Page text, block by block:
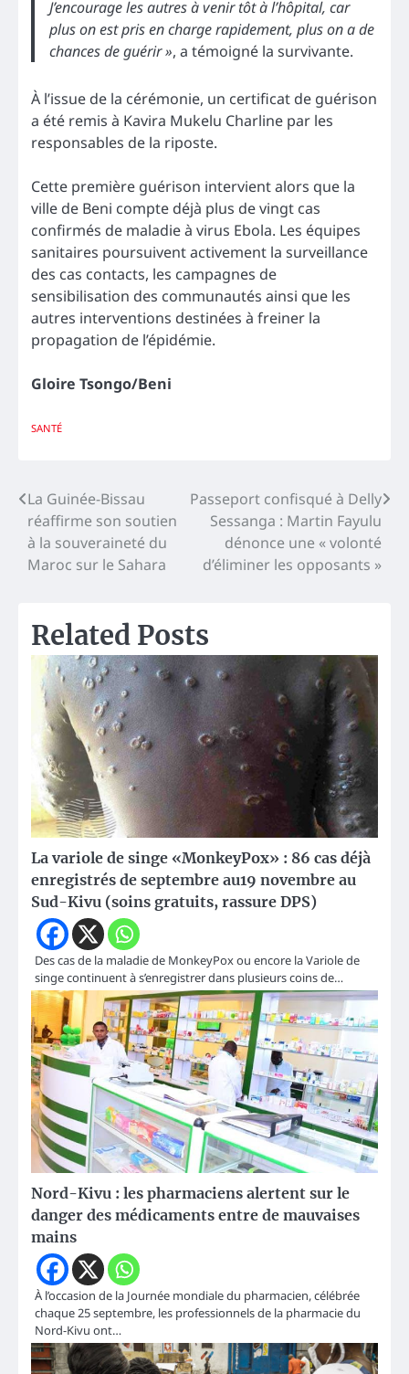
J’encourage les autres à venir tôt à l’hôpital, car
plus on est pris en charge rapidement, plus on a de
chances de guérir », a témoigné la survivante.
À l’issue de la cérémonie, un certificat de guérison
a été remis à Kavira Mukelu Charline par les
responsables de la riposte.
Cette première guérison intervient alors que la
ville de Beni compte déjà plus de vingt cas
confirmés de maladie à virus Ebola. Les équipes
sanitaires poursuivent activement la surveillance
des cas contacts, les campagnes de
sensibilisation des communautés ainsi que les
autres interventions destinées à freiner la
propagation de l’épidémie.
Gloire Tsongo/Beni
SANTÉ
Navigation
de
l’article
La Guinée-Bissau
réaffirme son soutien
à la souveraineté du
Maroc sur le Sahara
Passeport confisqué à Delly
Sessanga : Martin Fayulu
dénonce une « volonté
d’éliminer les opposants »
Related Posts
La variole de singe «MonkeyPox» : 86 cas déjà
enregistrés de septembre au19 novembre au
Sud-Kivu (soins gratuits, rassure DPS)
Des cas de la maladie de MonkeyPox ou encore la Variole de
singe continuent à s’enregistrer dans plusieurs coins de…
Nord-Kivu : les pharmaciens alertent sur le
danger des médicaments entre de mauvaises
mains
À l’occasion de la Journée mondiale du pharmacien, célébrée
chaque 25 septembre, les professionnels de la pharmacie du
Nord-Kivu ont…